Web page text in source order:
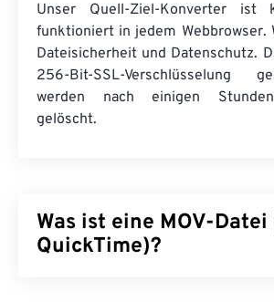
Unser Quell-Ziel-Konverter ist
funktioniert in jedem Webbrowser.
Dateisicherheit und Datenschutz.
256-Bit-SSL-Verschlüsselung
werden nach einigen
gelöscht.
Was ist eine MOV-
QuickTime)?